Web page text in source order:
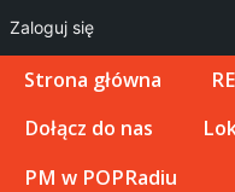
Strona główna
Dołącz do nas
PM w POPRadiu
Zaloguj się